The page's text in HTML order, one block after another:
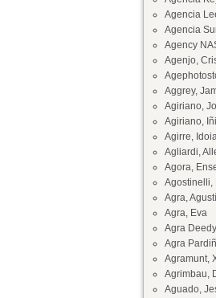
Agencia
Agencia
Agency
Agenjo,
Aggrey,
Agiriano,
Agiriano,
Agirre,
Agliardi,
Agora,
Agostinelli,
Agra,
Agra, Eva
Agra
Agra
Agramunt,
Agrimbau,
Aguado,